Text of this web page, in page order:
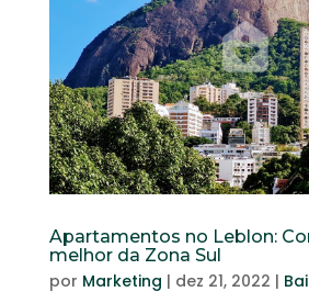
Apartamentos no Leblon:
melhor da Zona Sul
por Marketing | dez 21, 2022 |